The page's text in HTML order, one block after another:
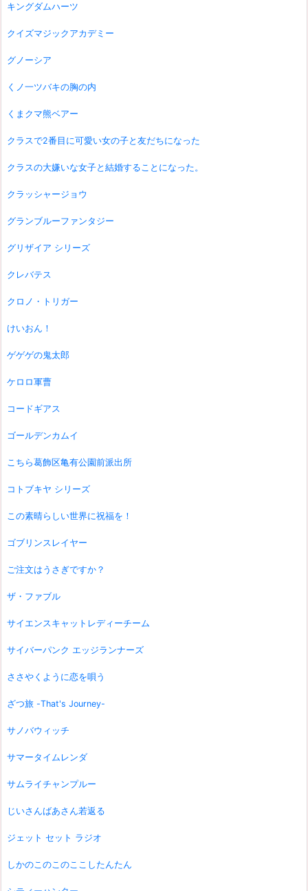
キングダムハーツ
クイズマジックアカデミー
グノーシア
くノ一ツバキの胸の内
くまクマ熊ベアー
クラスで2番目に可愛い女の子と友だちになった
クラスの大嫌いな女子と結婚することになった。
クラッシャージョウ
グランブルーファンタジー
グリザイア シリーズ
クレバテス
クロノ・トリガー
けいおん！
ゲゲゲの鬼太郎
ケロロ軍曹
コードギアス
ゴールデンカムイ
こちら葛飾区亀有公園前派出所
コトブキヤ シリーズ
この素晴らしい世界に祝福を！
ゴブリンスレイヤー
ご注文はうさぎですか？
ザ・ファブル
サイエンスキャットレディーチーム
サイバーパンク エッジランナーズ
ささやくように恋を唄う
ざつ旅 -That's Journey-
サノバウィッチ
サマータイムレンダ
サムライチャンプルー
じいさんばあさん若返る
ジェット セット ラジオ
しかのこのこのここしたんたん